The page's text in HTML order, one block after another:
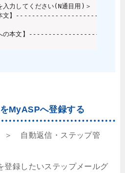
入力してください(N通目用)＞
への本文】
ーへの本文】
MyASPへ登録する
＞ 自動返信・ステップ管
登録したいステップメールグ